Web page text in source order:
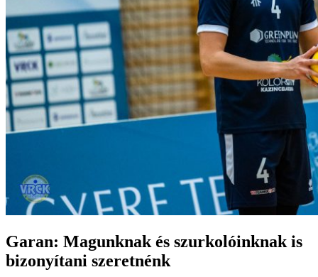
Garan: Magunknak és szurkolóinknak is
bizonyítani szeretnénk